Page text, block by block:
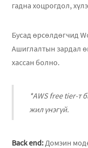
гадна хоцрогдол,
Бусад өрсөлдөгчид
Ашиглалтын зардал
хассан болно.
*AWS free tier-т
жил үнэгүй.
Back end: Домэин